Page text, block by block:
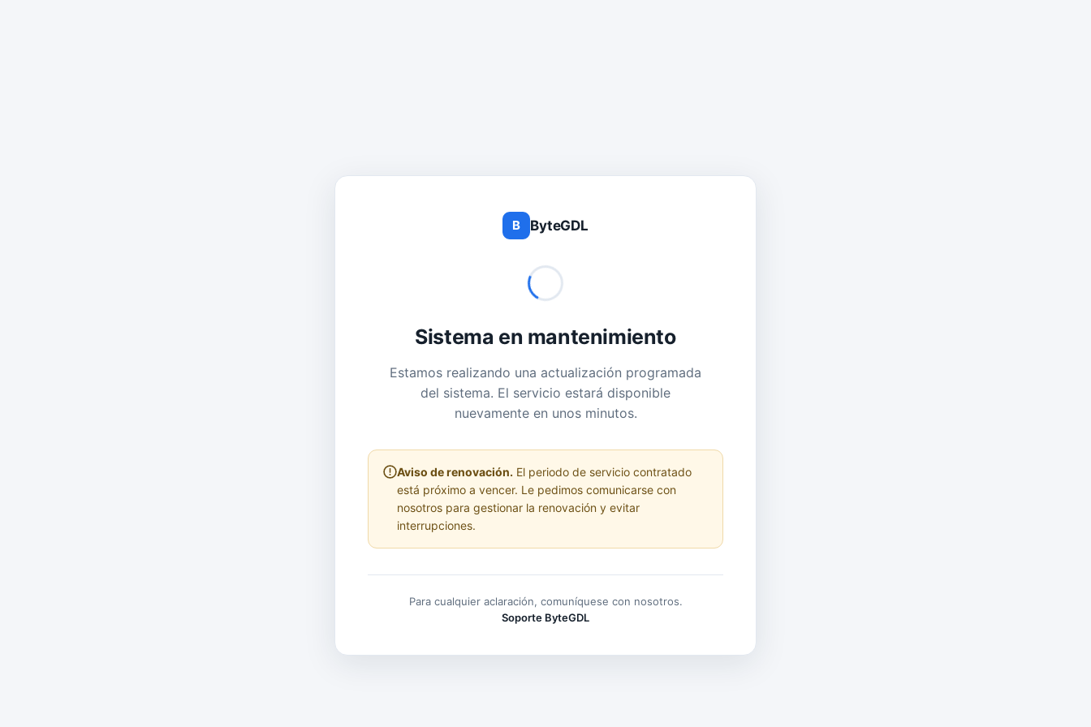
B ByteGDL
Sistema en mantenimiento
Estamos realizando una actualización programada
del sistema. El servicio estará disponible
nuevamente en unos minutos.
Aviso de renovación. El periodo de servicio contratado
está próximo a vencer. Le pedimos comunicarse con
nosotros para gestionar la renovación y evitar
interrupciones.
Para cualquier aclaración, comuníquese con nosotros.
Soporte ByteGDL